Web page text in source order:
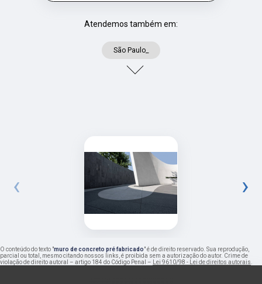
Atendemos também em:
São Paulo_
‹ ›
O conteúdo do texto "muro de concreto pré fabricado" é de direito reservado. Sua reprodução,
parcial ou total, mesmo citando nossos links, é proibida sem a autorização do autor. Crime de
violação de direito autoral – artigo 184 do Código Penal –
Lei 9610/98 - Lei de direitos autorais